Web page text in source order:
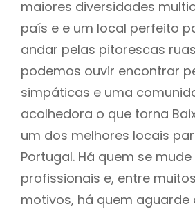
maiores diversidades
país e e um local perfeito
andar pelas pitorescas
podemos ouvir encontrar
simpáticas e uma
acolhedora o que torna
um dos melhores locais
Portugal. Há quem se
profissionais e, entre
motivos, há quem aguarde